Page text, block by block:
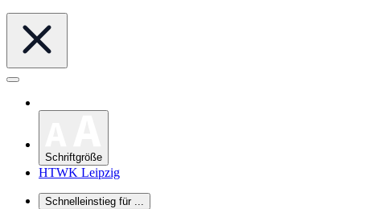
Schriftgröße
HTWK Leipzig
Schnelleinstieg für ...